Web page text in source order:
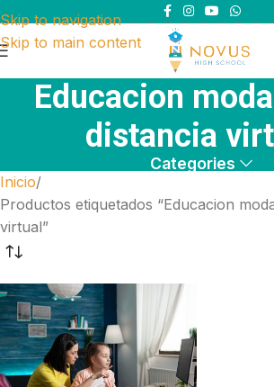
Skip to navigation
Skip to main content
Educacion
distancia
Categories
Inicio
Productos etiquetados “Educacion
virtual”